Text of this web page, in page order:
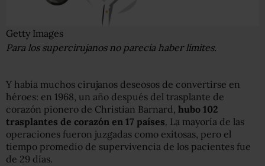
Getty Images
Para los supercirujanos no parecía haber límites.
Y había muchos cirujanos deseosos de convertirse en
héroes: en 1968, un año después del trasplante de
corazón pionero de Christian Barnard, hubo 102
trasplantes de corazón en 17 países. La mayoría de las
operaciones fueron juzgadas como exitosas, pero el
tiempo promedio de supervivencia de los pacientes fue
de 29 días.